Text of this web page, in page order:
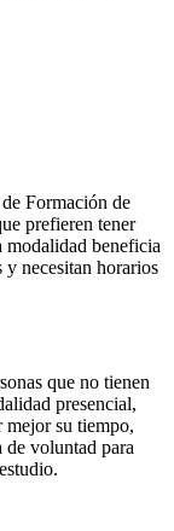
Formación de
prefieren tener
modalidad beneficia
y necesitan horarios
que no tienen
presencial,
mejor su tiempo,
de voluntad para